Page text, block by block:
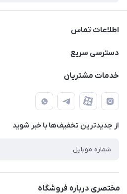
اطلاعات تماس
۰۲۱91095320 - 09120057355 - 09915561288
حضوری از قبل با پشتیبان های
دسترسی سریع
حساب کاربری
لیست محصولات
تماس با ما
خدمات مشتریان
قوانین و مقررات
حریم خصوصی
راهنما
از جدید‌ترین تخفیف‌ها با‌ خبر شوید
مختصری درباره فروشگاه